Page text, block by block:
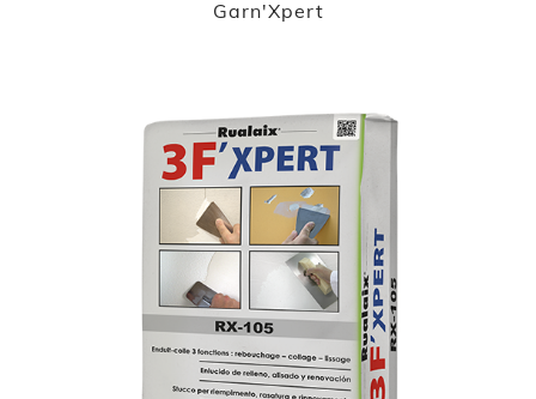
Garn'Xpert